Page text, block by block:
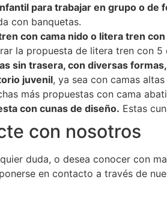
para trabajar en grupo o de
con banquetas.
con cama nido o litera tren
la propuesta de litera tren con 5
sin trasera, con diversas
juvenil, ya sea con camas
más propuestas con cama
con cunas de diseño. Estas
con nosotros
duda, o desea conocer con
en contacto a través de